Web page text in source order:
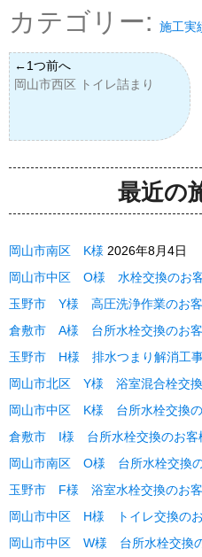
カテゴリー: 施工実
岡山市西区 トイレ詰まり
最近の
岡山市南区 K様 2026年8月4日
岡山市中区 O様 水栓交換のお
玉野市 Y様 高圧洗浄作業のお
倉敷市 A様 台所水栓交換のお
玉野市 H様 排水つまり解消工
岡山市北区 Y様 浴室混合栓交換
岡山市中区 K様 台所水栓交換
倉敷市 I様 台所水栓交換のお客
岡山市南区 O様 台所水栓交換
玉野市 F様 浴室水栓交換のお
岡山市中区 H様 トイレ交換の
岡山市中区 W様 台所水栓交換